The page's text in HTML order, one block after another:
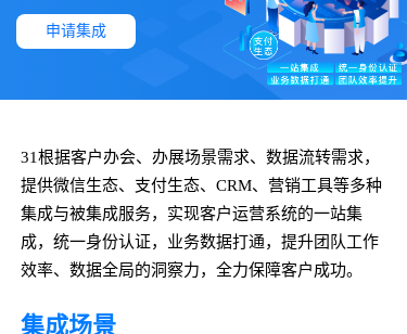
申请集成
31根据客户办会、办展场景需求、数据流转需求，
提供微信生态、支付生态、CRM、营销工具等多种
集成与被集成服务，实现客户运营系统的一站集
成，统一身份认证，业务数据打通，提升团队工作
效率、数据全局的洞察力，全力保障客户成功。
集成场景